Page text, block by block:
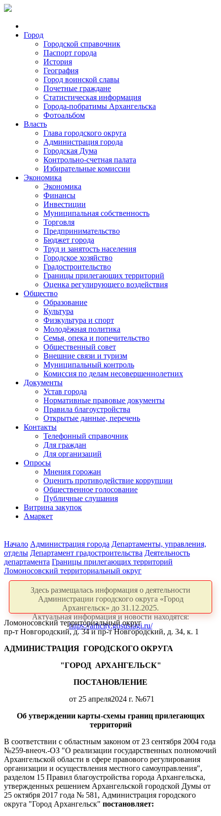
Город
Городской справочник
Паспорт города
История
География
Город воинской славы
Почетные граждане
Статистическая информация
Города-побратимы Архангельска
Фотоальбом
Власть
Глава городского округа
Администрация города
Городская Дума
Контрольно-счетная палата
Избирательные комиссии
Экономика
Экономика
Финансы
Инвестиции
Муниципальная собственность
Торговля
Предпринимательство
Бюджет города
Труд и занятость населения
Городское хозяйство
Градостроительство
Границы прилегающих территорий
Оценка регулирующего воздействия
Общество
Образование
Культура
Физкультура и спорт
Молодёжная политика
Семья, опека и попечительство
Общественный совет
Внешние связи и туризм
Муниципальный контроль
Комиссия по делам несовершеннолетних
Документы
Устав города
Нормативные правовые документы
Правила благоустройства
Открытые данные, перечень
Контакты
Телефонный справочник
Для граждан
Для организаций
Опросы
Мнения горожан
Оценить противодействие коррупции
Общественное голосование
Публичные слушания
Витрина закупок
Амаркет
Начало Администрация города Департаменты, управления,
отделы Департамент градостроительства Деятельность
департамента Границы прилегающих территорий
Ломоносовский территориальный округ
Здесь размещалась информация о деятельности
Администрации городского округа «Город
Архангельск» до 31.12.2025.
Актуальная информация и новости находятся:
https://arhcity.gosuslugi.ru/
Ломоносовский территориальный округ
пр-т Новгородский, д. 34 и пр-т Новгородский, д. 34, к. 1
АДМИНИСТРАЦИЯ ГОРОДСКОГО ОКРУГА
"ГОРОД АРХАНГЕЛЬСК"
ПОСТАНОВЛЕНИЕ
от 25 апреля2024 г. №671
Об утверждении карты-схемы границ прилегающих
территорий
В соответствии с областным законом от 23 сентября 2004 года
№259-внеоч.-ОЗ "О реализации государственных полномочий
Архангельской области в сфере правового регулирования
организации и осуществления местного самоуправления",
разделом 15 Правил благоустройства города Архангельска,
утвержденных решением Архангельской городской Думы от
25 октября 2017 года № 581, Администрация городского
округа "Город Архангельск" постановляет: